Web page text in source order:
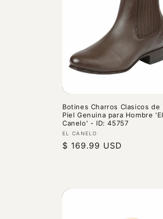
ó
n
:
Botines Charros Clasicos de
Piel Genuina para Hombre 'El
Canelo' - ID: 45757
Proveedor:
EL CANELO
Precio
$ 169.99 USD